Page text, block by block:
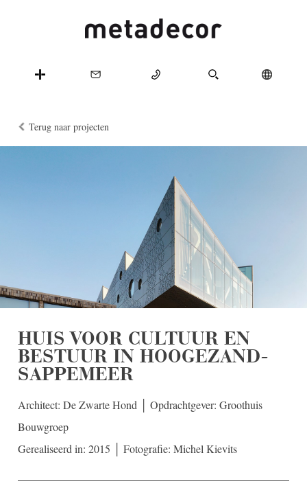
Terug naar projecten
HUIS VOOR CULTUUR EN
BESTUUR IN HOOGEZAND-
SAPPEMEER
Architect: De Zwarte Hond │ Opdrachtgever: Groothuis
Bouwgroep
Gerealiseerd in: 2015 │ Fotografie: Michel Kievits